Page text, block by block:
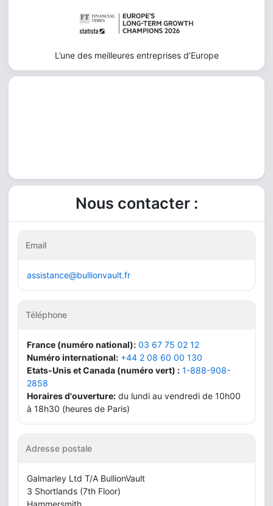
L’une des meilleures entreprises d’Europe
Nous contacter :
Email
assistance@bullionvault.fr
Téléphone
France (numéro national): 03 67 75 02 12
Numéro international: +44 2 08 60 00 130
Etats-Unis et Canada (numéro vert) : 1-888-908-
2858
Horaires d'ouverture: du lundi au vendredi de 10h00
à 18h30 (heures de Paris)
Adresse postale
Galmarley Ltd T/A BullionVault
3 Shortlands (7th Floor)
Hammersmith